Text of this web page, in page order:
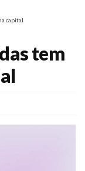
capital
tem